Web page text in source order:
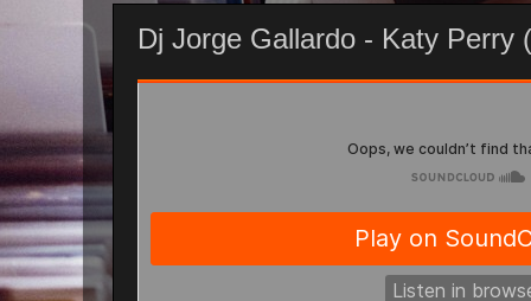
Dj Jorge Gallardo - Katy Perry